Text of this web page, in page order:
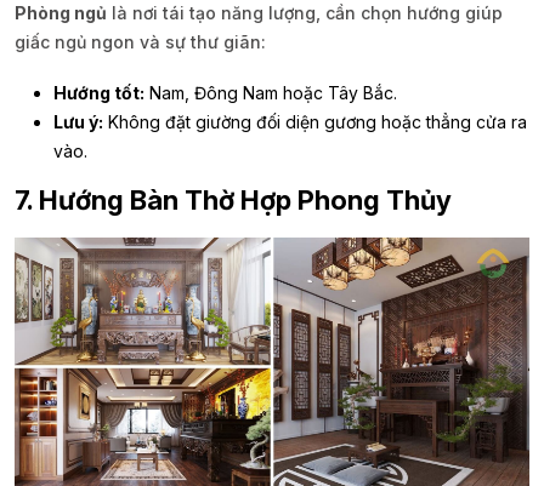
Phòng ngủ là nơi tái tạo năng lượng, cần chọn hướng giúp
giấc ngủ ngon và sự thư giãn:
Hướng tốt: Nam, Đông Nam hoặc Tây Bắc.
Lưu ý: Không đặt giường đối diện gương hoặc thẳng cửa ra
vào.
7. Hướng Bàn Thờ Hợp Phong Thủy